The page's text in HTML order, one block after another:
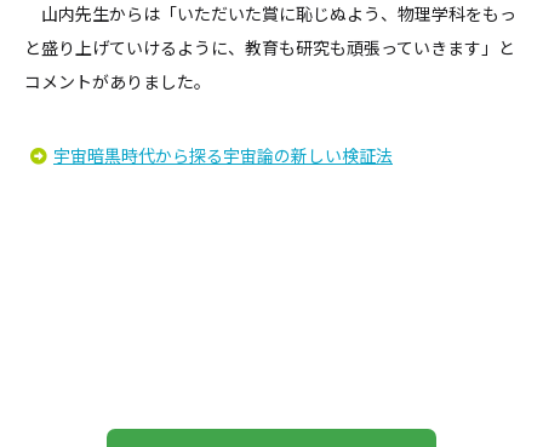
山内先生からは「いただいた賞に恥じぬよう、物理学科をもっ
と盛り上げていけるように、教育も研究も頑張っていきます」と
コメントがありました。
宇宙暗黒時代から探る宇宙論の新しい検証法